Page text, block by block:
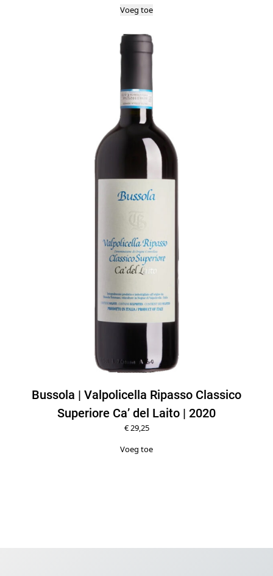
Voeg toe
Bussola | Valpolicella Ripasso Classico
Superiore Ca’ del Laito | 2020
€29,25
Voeg toe